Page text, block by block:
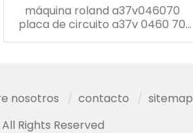
máquina roland a37v046070
placa de circuito a37v 0460 70
tarjeta
nosotros contacto
sitemap
Rights Reserved